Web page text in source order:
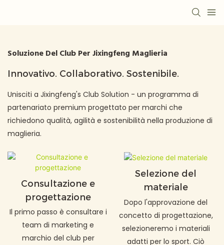
Soluzione Del Club Per Jixingfeng Maglieria
Innovativo. Collaborativo. Sostenibile.
Unisciti a Jixingfeng's Club Solution - un programma di
partenariato premium progettato per marchi che
richiedono qualità, agilità e sostenibilità nella produzione di
maglieria.
Consultazione e
progettazione
Il primo passo è consultare i
team di marketing e
marchio del club per
Selezione del
materiale
Dopo l'approvazione del
concetto di progettazione,
selezioneremo i materiali
adatti per lo sport. Ciò